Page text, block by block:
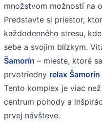
množstvom možností na
Predstavte si priestor,
každodenného stresu,
sebe a svojim blízkym.
Šamorín – mieste, ktoré
prvotriedny relax Šamorín
Tento komplex je viac
centrum pohody a
prvej návšteve.